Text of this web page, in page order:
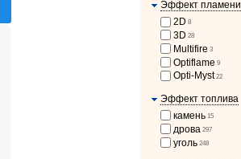
Эффект пламени
2D 8
3D 28
Multifire 3
Optiflame 9
Opti-Myst 22
Эффект топлива
камень 15
дрова 297
уголь 248